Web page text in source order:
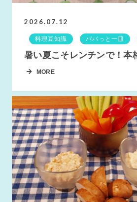
2026.07.12
料理豆知識 パパっと一皿
暑い夏こそレンチンで！本
MORE